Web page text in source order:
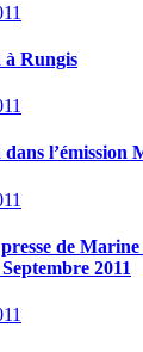
à Rungis
l’émission
de
2011